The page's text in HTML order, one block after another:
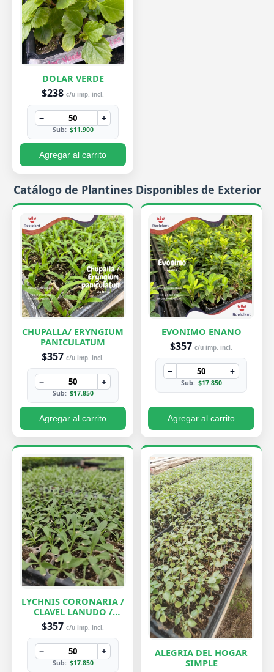
DOLAR VERDE
$238 c/u imp. incl.
− +
Sub: $11.900
Agregar al carrito
Catálogo de Plantines Disponibles de Exterior
CHUPALLA/ ERYNGIUM
PANICULATUM
$357 c/u imp. incl.
− +
Sub: $17.850
Agregar al carrito
EVONIMO ENANO
$357 c/u imp. incl.
− +
Sub: $17.850
Agregar al carrito
LYCHNIS CORONARIA /
CLAVEL LANUDO /
ABUELA
$357 c/u imp. incl.
− +
Sub: $17.850
ALEGRIA DEL HOGAR
SIMPLE